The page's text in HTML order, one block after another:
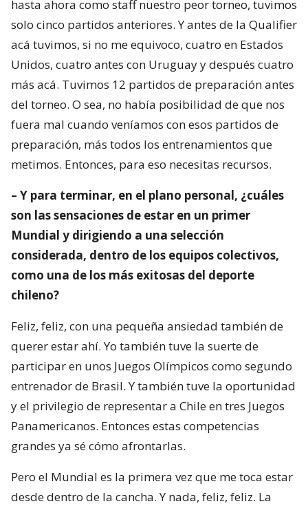
hasta ahora como staff nuestro peor torneo, tuvimos
solo cinco partidos anteriores. Y antes de la Qualifier
acá tuvimos, si no me equivoco, cuatro en Estados
Unidos, cuatro antes con Uruguay y después cuatro
más acá. Tuvimos 12 partidos de preparación antes
del torneo. O sea, no había posibilidad de que nos
fuera mal cuando veníamos con esos partidos de
preparación, más todos los entrenamientos que
metimos. Entonces, para eso necesitas recursos.
– Y para terminar, en el plano personal, ¿cuáles
son las sensaciones de estar en un primer
Mundial y dirigiendo a una selección
considerada, dentro de los equipos colectivos,
como una de los más exitosas del deporte
chileno?
Feliz, feliz, con una pequeña ansiedad también de
querer estar ahí. Yo también tuve la suerte de
participar en unos Juegos Olímpicos como segundo
entrenador de Brasil. Y también tuve la oportunidad
y el privilegio de representar a Chile en tres Juegos
Panamericanos. Entonces estas competencias
grandes ya sé cómo afrontarlas.
Pero el Mundial es la primera vez que me toca estar
desde dentro de la cancha. Y nada, feliz, feliz. La